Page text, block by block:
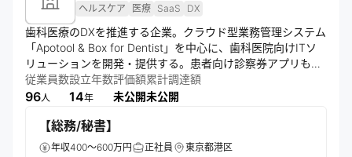
ヘルスケア 医療 SaaS DX
歯科医療のDXを推進する企業。クラウド型業務管理システム
「Apotool & Box for Dentist」を中心に、歯科医院向けITソ
リューションを開発・提供する。患者向け診察券アプリも展
開し、医療従事者と患者の対話時間創出や口腔衛生の重要性
啓発を通じ、日本人の健康寿命伸長に貢献する。
従業員数
96人
設立年数
14年
評価額
未公開
累計調達額
未公開
【総務/秘書】
年収400～600万円 正社員 東京都港区